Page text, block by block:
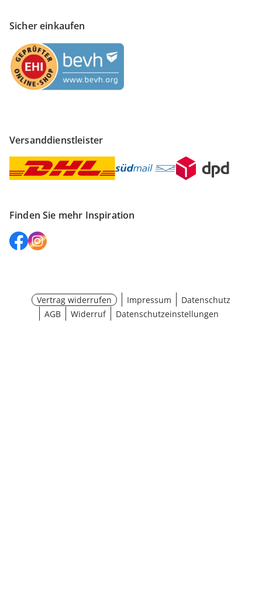
Sicher einkaufen
Versanddienstleister
Finden Sie mehr Inspiration
Vertrag widerrufen Impressum
Datenschutz
AGB
Widerruf Datenschutzeinstellungen